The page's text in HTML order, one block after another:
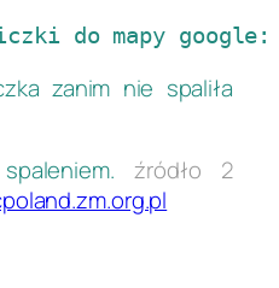
do mapy
zanim nie spaliła
źródło 2